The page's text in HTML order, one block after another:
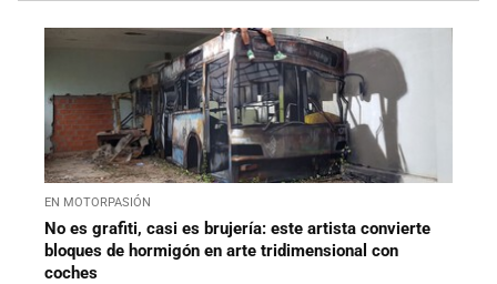
EN MOTORPASIÓN
No es grafiti, casi es brujería: este artista convierte
bloques de hormigón en arte tridimensional con
coches